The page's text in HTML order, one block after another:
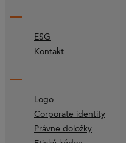
ESG
Kontakt
Logo
Corporate identity
Právne doložky